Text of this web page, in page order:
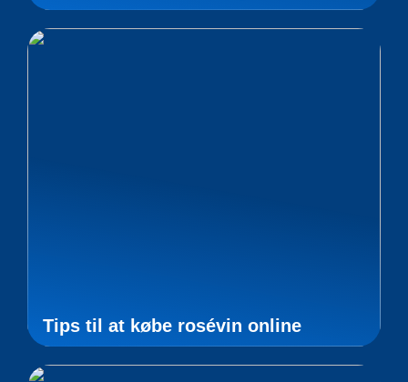
Tips til at købe rosévin online